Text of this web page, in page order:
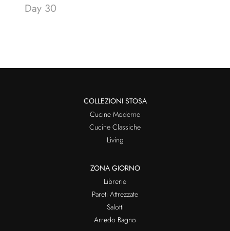
Day 30
COLLEZIONI STOSA
Cucine Moderne
Cucine Classiche
Living
ZONA GIORNO
Librerie
Pareti Attrezzate
Salotti
Arredo Bagno